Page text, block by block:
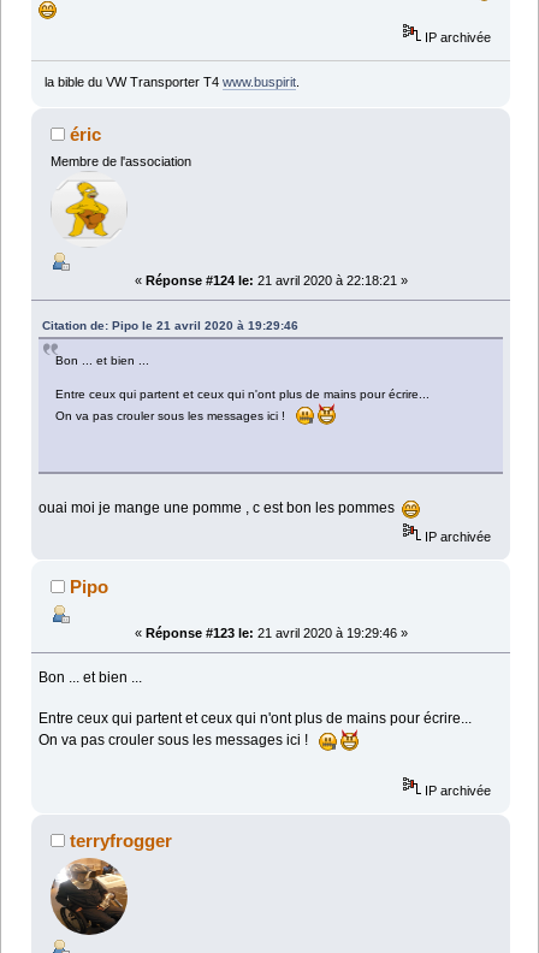
IP archivée
la bible du VW Transporter T4 www.buspirit.
éric
Membre de l'association
« Réponse #124 le: 21 avril 2020 à 22:18:21 »
Citation de: Pipo le 21 avril 2020 à 19:29:46
Bon ... et bien ...
Entre ceux qui partent et ceux qui n'ont plus de mains pour écrire...
On va pas crouler sous les messages ici !
ouai moi je mange une pomme , c est bon les pommes
IP archivée
Pipo
« Réponse #123 le: 21 avril 2020 à 19:29:46 »
Bon ... et bien ...
Entre ceux qui partent et ceux qui n'ont plus de mains pour écrire...
On va pas crouler sous les messages ici !
IP archivée
terryfrogger